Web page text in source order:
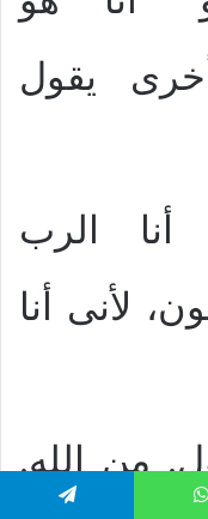
أخرى يقول
أنا الرب
لأنى أنا
من الله.